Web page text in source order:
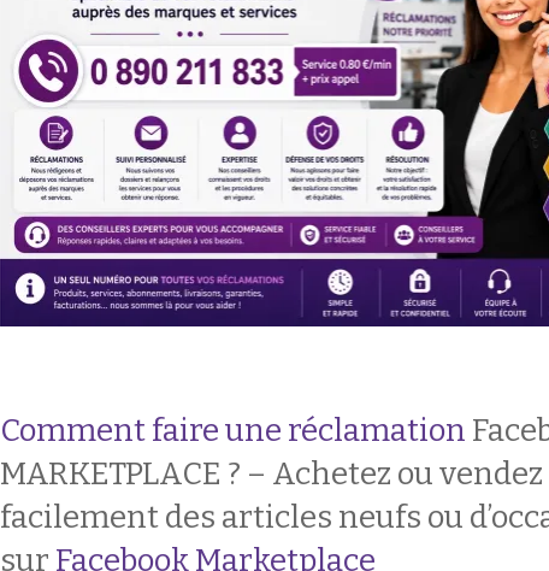
Comment faire une réclamation
MARKETPLACE ? – Achetez ou vendez
facilement des articles neufs ou
sur Facebook Marketplace